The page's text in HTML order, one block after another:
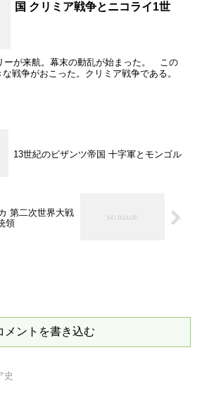
国 クリミア戦争とニコライ1世
ーが来航。幕末の動乱が始まった。 この
戦争がおこった。クリミア戦争である。
13世紀のビザンツ帝国 十字軍とモンゴル
第二次世界大戦
領
メントを書き込む
史